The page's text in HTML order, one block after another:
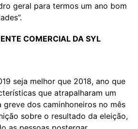
geral para termos um ano bom
COMERCIAL DA SYL
seja melhor que 2018, ano que
que atrapalharam um
greve dos caminhoneiros no mês
sobre o resultado da eleição,